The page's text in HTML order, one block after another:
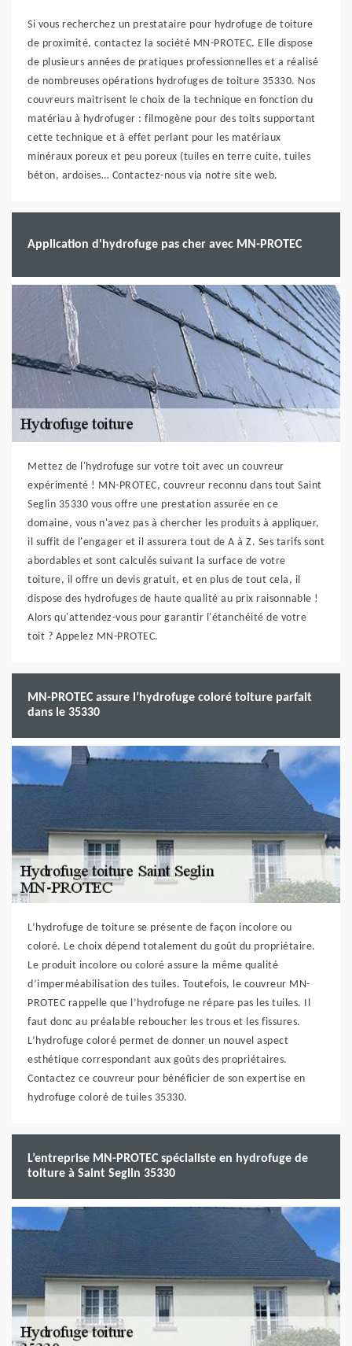
Si vous recherchez un prestataire pour hydrofuge de toiture
de proximité, contactez la société MN-PROTEC. Elle dispose
de plusieurs années de pratiques professionnelles et a réalisé
de nombreuses opérations hydrofuges de toiture 35330. Nos
couvreurs maitrisent le choix de la technique en fonction du
matériau à hydrofuger : filmogène pour des toits supportant
cette technique et à effet perlant pour les matériaux
minéraux poreux et peu poreux (tuiles en terre cuite, tuiles
béton, ardoises… Contactez-nous via notre site web.
Application d'hydrofuge pas cher avec MN-PROTEC
Mettez de l'hydrofuge sur votre toit avec un couvreur
expérimenté ! MN-PROTEC, couvreur reconnu dans tout Saint
Seglin 35330 vous offre une prestation assurée en ce
domaine, vous n'avez pas à chercher les produits à appliquer,
il suffit de l'engager et il assurera tout de A à Z. Ses tarifs sont
abordables et sont calculés suivant la surface de votre
toiture, il offre un devis gratuit, et en plus de tout cela, il
dispose des hydrofuges de haute qualité au prix raisonnable !
Alors qu'attendez-vous pour garantir l'étanchéité de votre
toit ? Appelez MN-PROTEC.
MN-PROTEC assure l’hydrofuge coloré toiture parfait
dans le 35330
L’hydrofuge de toiture se présente de façon incolore ou
coloré. Le choix dépend totalement du goût du propriétaire.
Le produit incolore ou coloré assure la même qualité
d’imperméabilisation des tuiles. Toutefois, le couvreur MN-
PROTEC rappelle que l’hydrofuge ne répare pas les tuiles. Il
faut donc au préalable reboucher les trous et les fissures.
L’hydrofuge coloré permet de donner un nouvel aspect
esthétique correspondant aux goûts des propriétaires.
Contactez ce couvreur pour bénéficier de son expertise en
hydrofuge coloré de tuiles 35330.
L’entreprise MN-PROTEC spécialiste en hydrofuge de
toiture à Saint Seglin 35330